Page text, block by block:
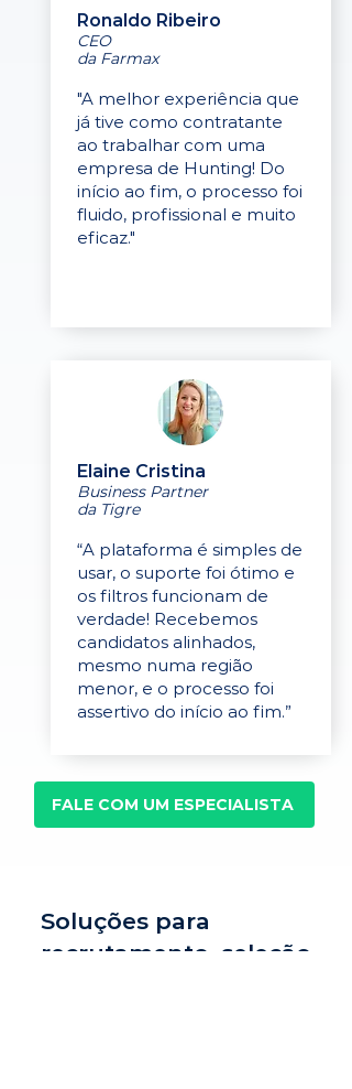
Ronaldo Ribeiro
CEO
da Farmax
"A melhor experiência que
já tive como contratante
ao trabalhar com uma
empresa de Hunting! Do
início ao fim, o processo foi
fluido, profissional e muito
eficaz."
Elaine Cristina
Business Partner
da Tigre
“A plataforma é simples de
usar, o suporte foi ótimo e
os filtros funcionam de
verdade! Recebemos
candidatos alinhados,
mesmo numa região
menor, e o processo foi
assertivo do início ao fim.”
FALE COM UM ESPECIALISTA
Soluções para
recrutamento, seleção